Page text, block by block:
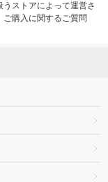
ストアによって運営さ
購入に関するご質問